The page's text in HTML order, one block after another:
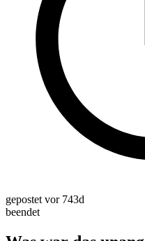
gepostet vor 743d
beendet